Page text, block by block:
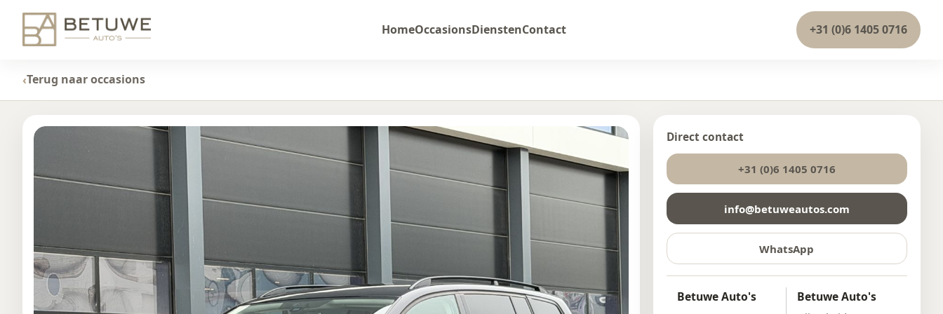
HomeOccasionsDienstenContact +31 (0)6 1405 0716
Terug naar occasions
Direct contact
+31 (0)6 1405 0716
info@betuweautos.com
WhatsApp
Betuwe Auto's Betuwe Auto's